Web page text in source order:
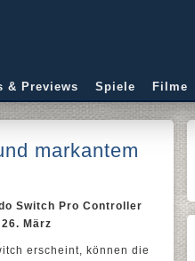
& Previews Spiele Filme
markantem
Switch Pro Controller
März
erscheint, können die